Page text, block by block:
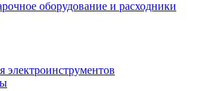
оборудование и расходники
электроинструментов